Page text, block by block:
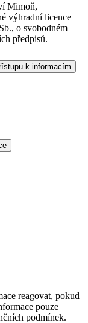
Mimoň,
výhradní licence
o svobodném
předpisů.
k informacím
reagovat, pokud
pouze
podmínek.